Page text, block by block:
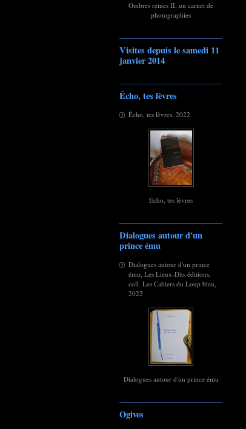
Ombres reines II, un carnet de
photographies
Visites depuis le samedi 11
janvier 2014
Écho, tes lèvres
Écho, tes lèvres, 2022
Écho, tes lèvres
Dialogues autour d'un
prince ému
Dialogues autour d'un prince
ému, Les Lieux-Dits éditions,
coll. Les Cahiers du Loup bleu,
2022
Dialogues autour d'un prince ému
Ogives